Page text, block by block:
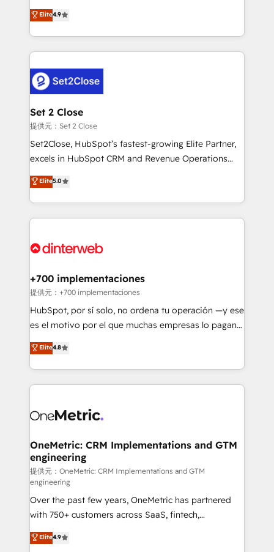
business, processes and systems 🏢 We specialise in
working with mid-market and enterprise
organisations, global organisations and those with
complex use cases 🏆 CRM Implementation,
Platform Enablement, Custom Integration and
Onboarding Accredited 🔐 ISO27001 & ISO9001
Certified
process-oriented teams implementing HubSpot
Marketing, Sales, Service, CMS and Operations Hub,
so selling and actually engaging with your customers
feels easy and pain-free. We are a top ranked
and Customer First Awards, 4.9/5 rating in HubSpot
Reviews and 4.9/5 rating in Clutch Reviews. Digifianz
helps the following industries: logistics & 3PL, home
improvement & construction, branding and
commercialization, real estate, health, education,
SaaS, Software Dev & IT and consulting, make the
the United States, EU, UAE, Mexico and Latin
America. From casual user to super fan: make
Elite4.9
Set 2 Close
提供元：Set 2 Close
Set2Close, HubSpot’s fastest-growing Elite Partner,
excels in HubSpot CRM and Revenue Operations
(RevOps) services to boost B2B sales and growth.
As a top HubSpot Elite Partner, we specialize in
custom HubSpot CRM solutions. Our experts design,
implement, and optimize systems to enhance user
marketing, and service teams. From setup to
management, and speed up deal closures. With 500+
projects completed, our Agile approach ensures your
HubSpot CRM drives measurable results. Our
RevOps services align your sales, marketing, and
optimize the revenue lifecycle—lead generation to
retention—by refining processes and eliminating
maximize profitability and adapt to your goals.
Elite5.0
+700 implementaciones
提供元：+700 implementaciones
HubSpot, por sí solo, no ordena tu operación —y ese
es el motivo por el que muchas empresas lo pagan y
aun así no crecen. Suele ser un círculo: procesos que
no generan datos confiables, datos que no permiten
decidir bien, y decisiones que no logran mejorar los
procesos. Y así, vuelta tras vuelta, el negocio gira sin
el CRM y más con cómo opera la empresa por
paso a paso, sin frenarla, con la adopción que todos
buscan y pocos logran. Así HubSpot por fin rinde. Y
hay algo más: cada proceso que ordenás construye
el contexto real de cómo opera tu empresa —lo
único que no se compra ni se copia—. En un mundo
donde todos tendrán la misma IA, va a ganar quien
tenga el mejor contexto para alimentarla. Sin
contexto, la IA improvisa. Con el tuyo, se vuelve una
Elite4.8
OneMetric: CRM Implementations and GTM
engineering
提供元：OneMetric: CRM Implementations and GTM
engineering
Over the past few years, OneMetric has partnered
with 750+ customers across SaaS, fintech,
healthcare, real estate, and other industries. With
150+ HubSpot-certified experts, we deliver scalable
Elite4.9